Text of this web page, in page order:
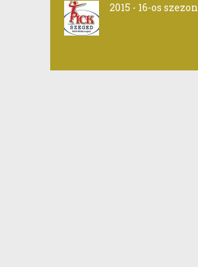
2015 - 16-os szezon